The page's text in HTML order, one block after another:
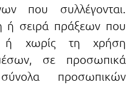
που συλλέγονται.
σειρά πράξεων που
ή χωρίς τη χρήση
σε προσωπικά
προσωπικών